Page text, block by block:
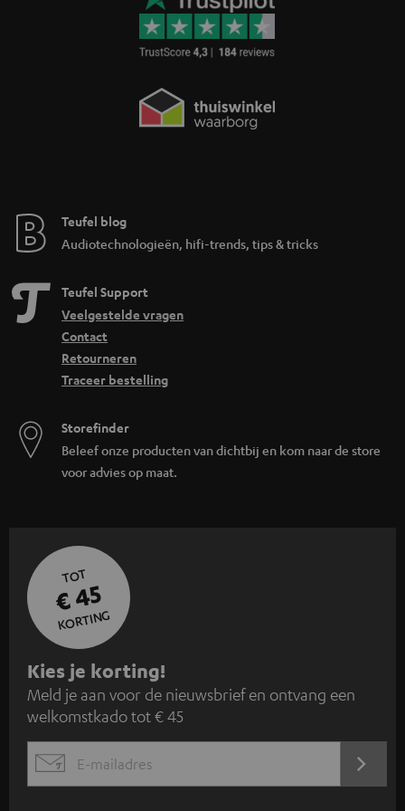
Teufel blog
Audiotechnologieën, hifi-trends, tips & tricks
Teufel Support
Veelgestelde vragen
Contact
Retourneren
Traceer bestelling
Storefinder
Beleef onze producten van dichtbij en kom naar de store
voor advies op maat.
TOT
€ 45
KORTING
A
a
n
m
e
Kies je korting!
Meld je aan voor de nieuwsbrief en ontvang een
welkomstkado tot € 45
EMAIL